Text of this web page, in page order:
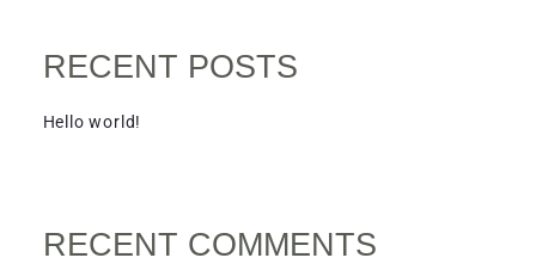
RECENT POSTS
Hello world!
RECENT COMMENTS